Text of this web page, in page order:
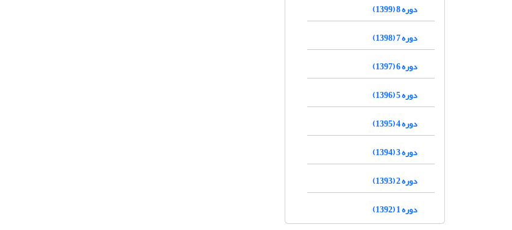
دوره 8 (1399)
دوره 7 (1398)
دوره 6 (1397)
دوره 5 (1396)
دوره 4 (1395)
دوره 3 (1394)
دوره 2 (1393)
دوره 1 (1392)